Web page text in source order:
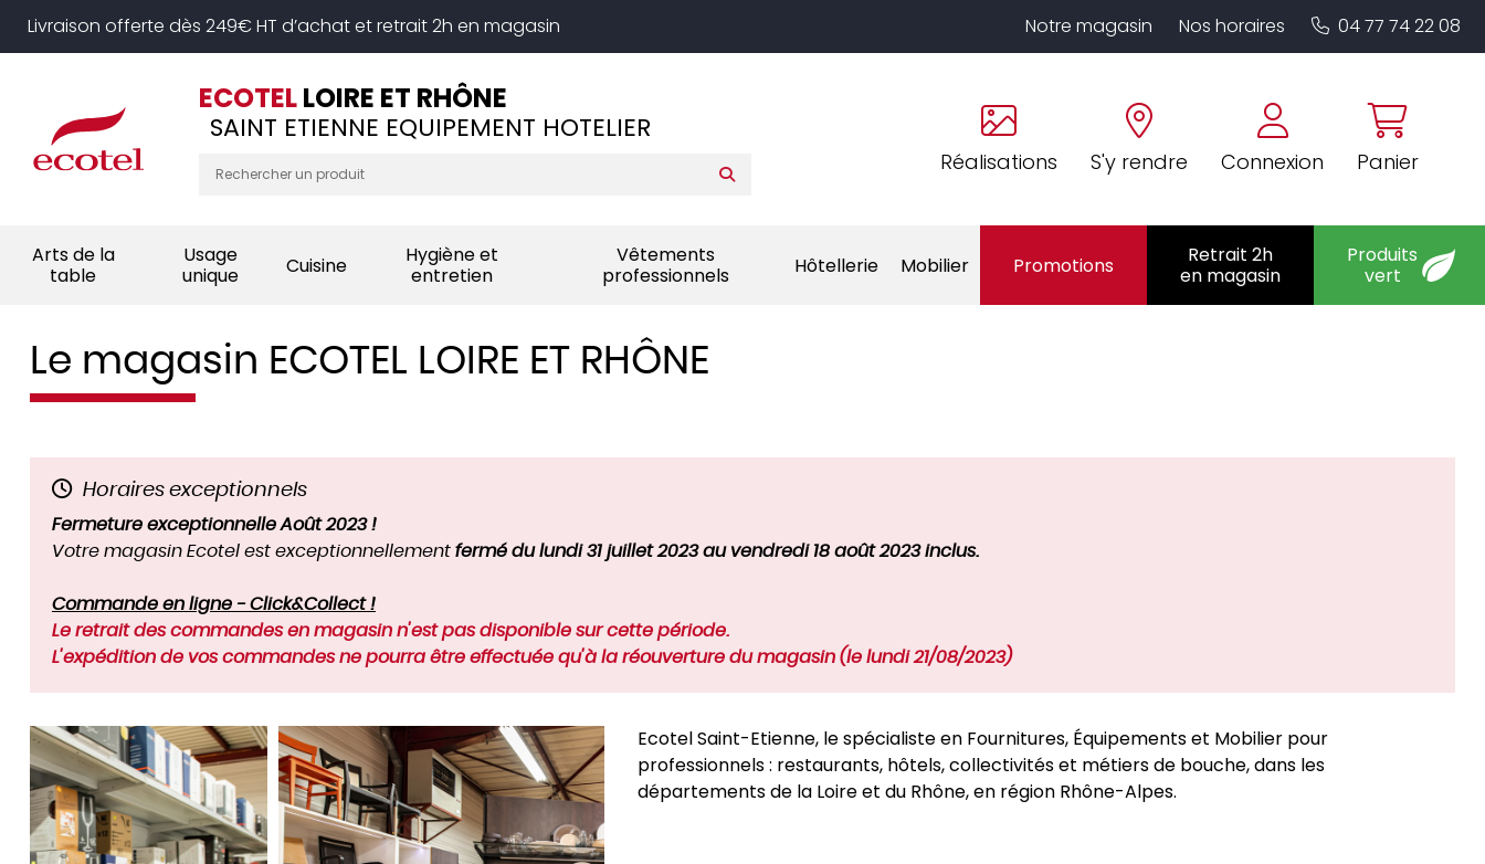
Livraison offerte dès 249€ HT d’achat et retrait 2h en magasin
Réalisations S'y rendre Connexion Panier
ECOTELLOIRE ET RHÔNE
SAINT ETIENNE EQUIPEMENT HOTELIER
Notre magasin Nos horaires 04 77 74 22 08
Arts de la
table
Usage
unique
Cuisine
Hygiène et
entretien
Vêtements
professionnels
Hôtellerie Mobilier Promotions
Retrait 2h
en magasin
Produits
vert
Le magasin ECOTEL LOIRE ET RHÔNE
Horaires exceptionnels
Fermeture exceptionnelle Août 2023 !
Votre magasin Ecotel est exceptionnellement fermé du lundi 31 juillet 2023 au vendredi 18 août 2023 inclus.
Commande en ligne - Click&Collect !
Le retrait des commandes en magasin n'est pas disponible sur cette période.
L'expédition de vos commandes ne pourra être effectuée qu'à la réouverture du magasin (le lundi 21/08/2023)
Ecotel Saint-Etienne, le spécialiste en Fournitures, Équipements et Mobilier pour
professionnels : restaurants, hôtels, collectivités et métiers de bouche, dans les
départements de la Loire et du Rhône, en région Rhône-Alpes.
Panneau de gestion des cookies